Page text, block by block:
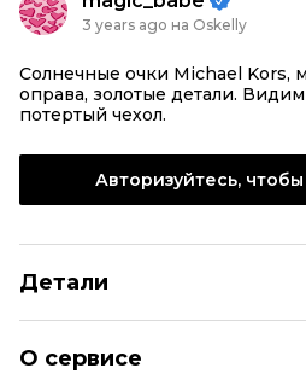
3 years ago на Oskelly
Солнечные очки Michael Kors,
оправа, золотые детали.
потертый чехол.
Авторизуйтесь,
Детали
О сервисе